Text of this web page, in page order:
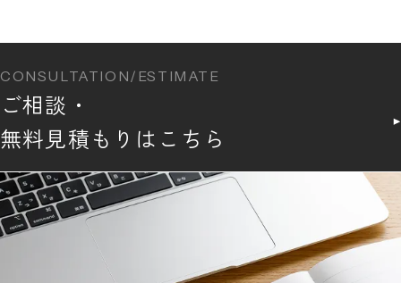
CONSULTATION/ESTIMATE
ご相談・
無料見積もりはこちら